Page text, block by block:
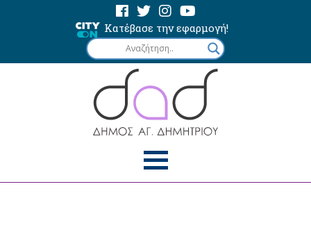
Κατέβασε την εφαρμογή!